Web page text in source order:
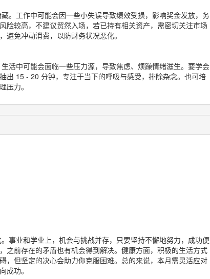
。工作中可能会因一些小失误导致绩效受损，影响奖金发放，务
险较高，不建议贸然入场，若已持有相关资产，需密切关注市场
免冲动消费，以防财务状况恶化。
活中可能会面临一些压力源，导致焦虑、烦躁情绪滋生。要学会
出 15 - 20 分钟，专注于当下的呼吸与感受，排除杂念。也可培
压力。
事业和学业上，机会与挑战并存，只要坚持不懈地努力，成功便
之前存在的矛盾也有机会得到解决。健康方面，积极的生活方式
，但坚定的决心会助力你克服困难。总的来说，本月需灵活应对
成功。